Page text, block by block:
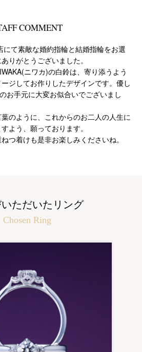
COMMENT
にて素敵な婚約指輪と結婚指輪をお選
りがとうございました。
ニワカ)の白鈴は、寄り添うよう
ジしてお作りしたデザインです。優し
お手元に大変お似合いでございまし
のように、これからのお二人の人生に
よう、願っております。
つ着けも是非お楽しみくださいね。
ただいたリング
Chosen Ring